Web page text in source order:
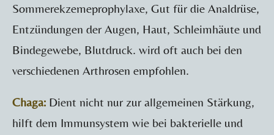
Sommerekzemeprophylaxe, Gut für die Analdrüse,
Entzündungen der Augen, Haut, Schleimhäute und
Bindegewebe, Blutdruck. wird oft auch bei den
verschiedenen Arthrosen empfohlen.
Chaga: Dient nicht nur zur allgemeinen Stärkung,
hilft dem Immunsystem wie bei bakterielle und